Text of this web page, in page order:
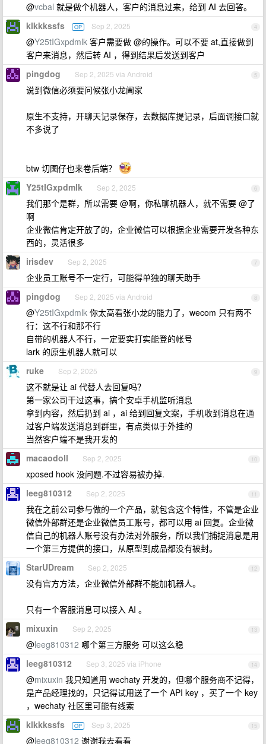
@vcbal 就是做个机器人，客户的消息过来，给到 AI 去回答。
4
klkkkssfs OP Sep 2, 2025
@Y25tIGxpdmlk 客户需要做 @的操作。可以不要 at,直接做到
客户来消息，然后转 AI ，得到结果后发送到客户
5
pingdog Sep 2, 2025 via Android
说到微信必须要问候张小龙阖家
原生不支持，开聊天记录保存，去数据库提记录，后面调接口就
不多说了
btw 切图仔也来卷后端？
6
Y25tIGxpdmlk Sep 2, 2025
我们那个是群，所以需要 @啊，你私聊机器人，就不需要 @了
啊
企业微信肯定开放了的，企业微信可以根据企业需要开发各种东
西的，灵活很多
7
irisdev Sep 2, 2025
企业员工账号不一定行，可能得单独的聊天助手
8
pingdog Sep 2, 2025 via Android
@Y25tIGxpdmlk 你太高看张小龙的能力了，wecom 只有两不
行：这不行和那不行
自带的机器人不行，一定要实打实能登的帐号
lark 的原生机器人就可以
9
ruke Sep 2, 2025
这不就是让 ai 代替人去回复吗？
第一家公司干过这事，搞个安卓手机监听消息
拿到内容，然后扔到 ai ，ai 给到回复文案，手机收到消息在通
过客户端发送消息到群里，有点类似于外挂的
当然客户端不是我开发的
10
macaodoll Sep 2, 2025
xposed hook 没问题.不过容易被办掉.
11
leeg810312 Sep 2, 2025
我在之前公司参与做的一个产品，就包含这个特性，不管是企业
微信外部群还是企业微信员工账号，都可以用 ai 回复。企业微
信自己的机器人账号没有办法对外服务，所以我们捕捉消息是用
一个第三方提供的接口，从原型到成品都没有被封。
12
StarUDream Sep 2, 2025
没有官方方法，企业微信外部群不能加机器人。
只有一个客服消息可以接入 AI 。
13
mixuxin Sep 2, 2025
@leeg810312 哪个第三方服务 可以这么稳
14
leeg810312 Sep 3, 2025 via iPhone
@mixuxin 我只知道用 wechaty 开发的，但哪个服务商不记得，
是产品经理找的，只记得试用送了一个 API key ，买了一个 key
，wechaty 社区里可能有线索
15
klkkkssfs OP Sep 3, 2025
@leeg810312 谢谢我去看看